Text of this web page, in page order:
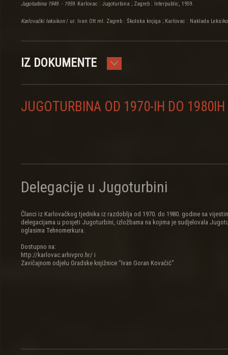
Jugoturbina 1949. - 1959. Karlovac : Jugoturbina ; Zagreb : Interpublic, 1959.
Karlovački leksikon/ ur. Ivan Ott ml. Zagreb : Školska knjiga ; Karlovac : Naklada
IZ DOKUMENTE
JUGOTURBINA OD 1970-IH DO 1980IH
Delegacije u Jugoturbini
Članci iz Karlovačkog tjednika iz razdoblja od 1970. do 1980. godine sa
delegacijama u posjeti Jugoturbini, izložbama na kojima je sudjelovala
oglasima Tehnomerkura.
Dostupno na:
http://karlovac.arhivpro.hr/ i
Zavičajnom odjelu Gradske knjižnice “Ivan Goran Kovačić“